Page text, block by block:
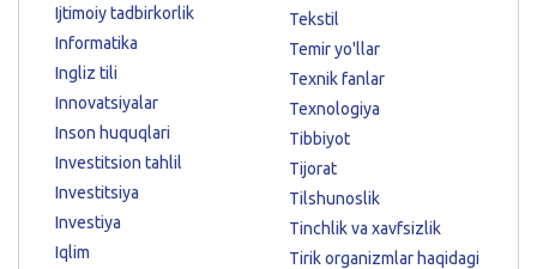
Ijtimoiy tadbirkorlik
Informatika
Ingliz tili
Innovatsiyalar
Inson huquqlari
Investitsion tahlil
Investitsiya
Investiya
Iqlim
Tekstil
Temir yo'llar
Texnik fanlar
Texnologiya
Tibbiyot
Tijorat
Tilshunoslik
Tinchlik va xavfsizlik
Tirik organizmlar haqidagi